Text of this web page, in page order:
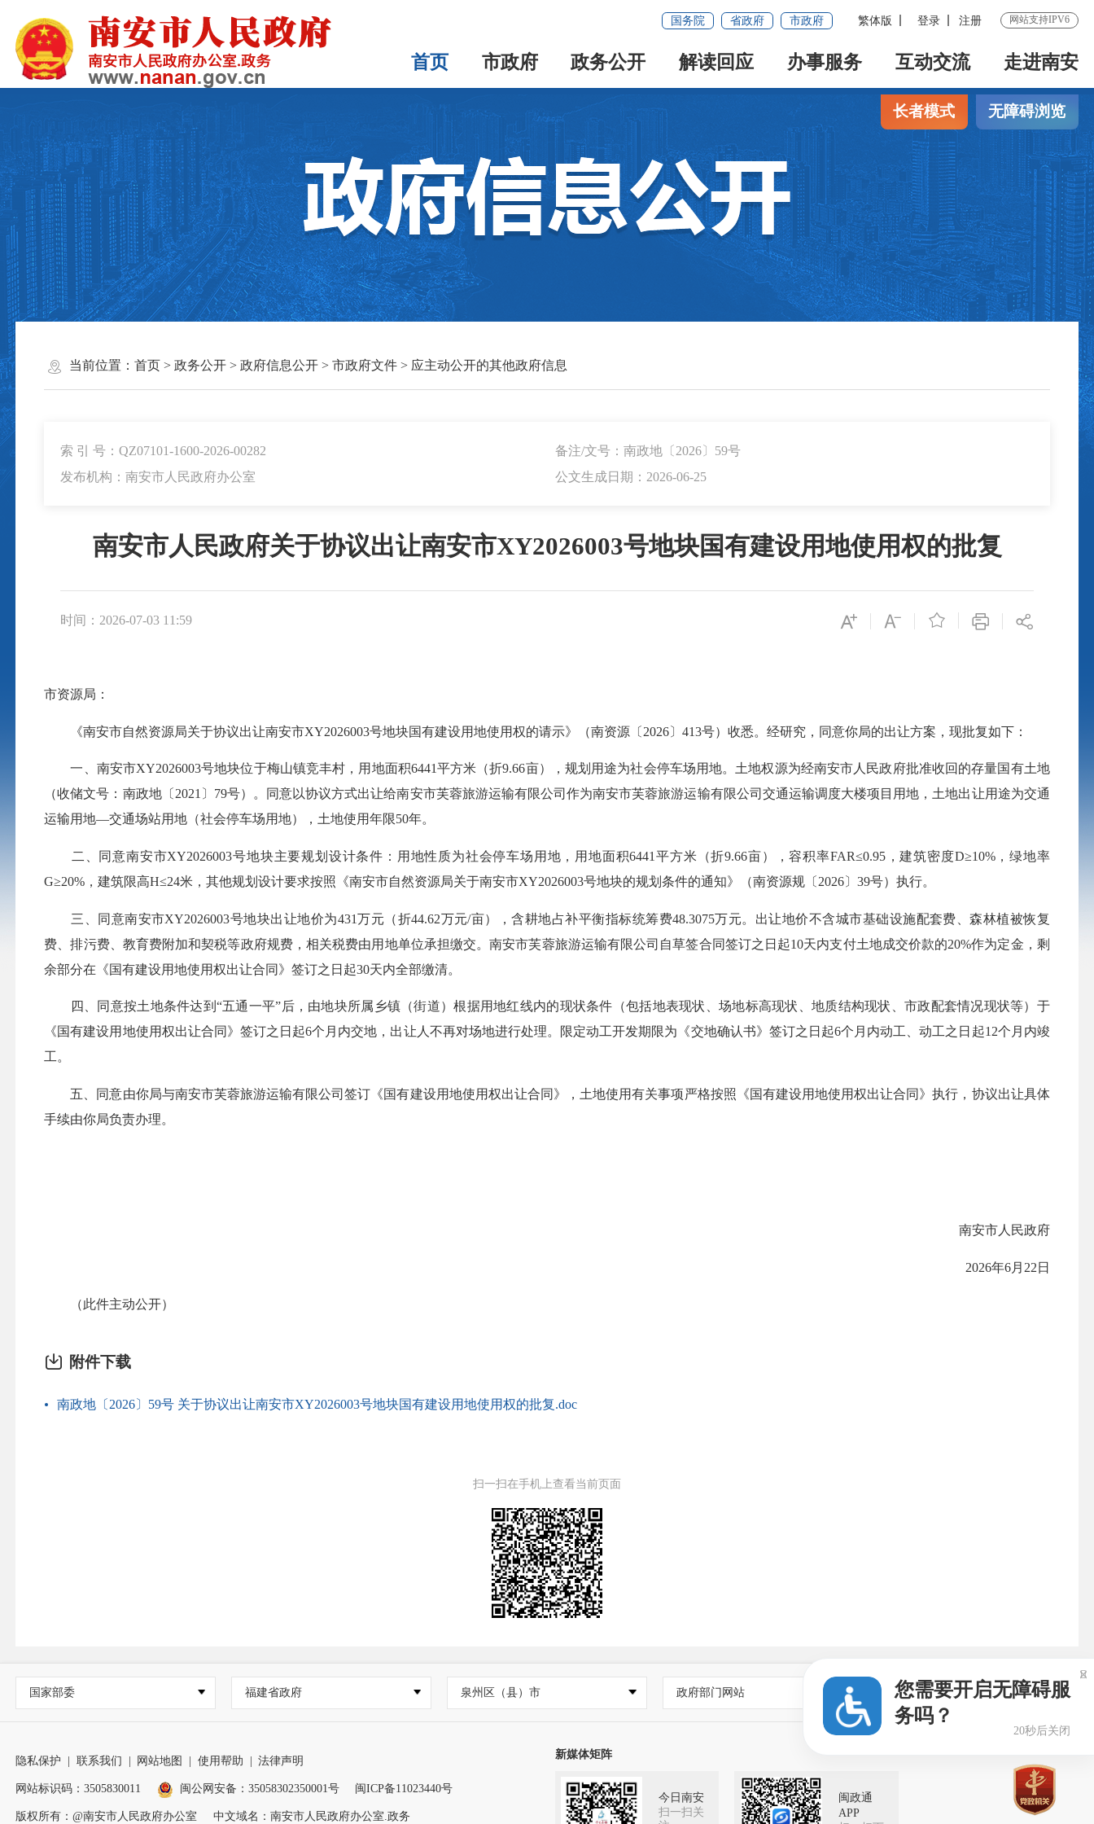
国务院 省政府 市政府 繁体版 登录 注册 网站支持IPV6
首页 市政府 政务公开 解读回应 办事服务 互动交流 走进南安
长者模式 无障碍浏览
当前位置： 首页> 政务公开> 政府信息公开> 市政府文件> 应主动公开的其他政府信息
索 引 号：QZ07101-1600-2026-00282
备注/文号：南政地〔2026〕59号
发布机构：南安市人民政府办公室
公文生成日期：2026-06-25
南安市人民政府关于协议出让南安市XY2026003号地块国有建设用地使用权的批复
时间：2026-07-03 11:59 
市资源局：
《南安市自然资源局关于协议出让南安市XY2026003号地块国有建设用地使用权的请示》（南资源〔2026〕413号）收悉。经研究，同意你局的出让方案，现批复如下：
一、南安市XY2026003号地块位于梅山镇竞丰村，用地面积6441平方米（折9.66亩），规划用途为社会停车场用地。土地权源为经南安市人民政府批准收回的存量国有土地
（收储文号：南政地〔2021〕79号）。同意以协议方式出让给南安市芙蓉旅游运输有限公司作为南安市芙蓉旅游运输有限公司交通运输调度大楼项目用地，土地出让用途为交通
运输用地—交通场站用地（社会停车场用地），土地使用年限50年。
二、同意南安市XY2026003号地块主要规划设计条件：用地性质为社会停车场用地，用地面积6441平方米（折9.66亩），容积率FAR≤0.95，建筑密度D≥10%，绿地率
G≥20%，建筑限高H≤24米，其他规划设计要求按照《南安市自然资源局关于南安市XY2026003号地块的规划条件的通知》（南资源规〔2026〕39号）执行。
三、同意南安市XY2026003号地块出让地价为431万元（折44.62万元/亩），含耕地占补平衡指标统筹费48.3075万元。出让地价不含城市基础设施配套费、森林植被恢复
费、排污费、教育费附加和契税等政府规费，相关税费由用地单位承担缴交。南安市芙蓉旅游运输有限公司自草签合同签订之日起10天内支付土地成交价款的20%作为定金，剩
余部分在《国有建设用地使用权出让合同》签订之日起30天内全部缴清。
四、同意按土地条件达到“五通一平”后， 由地块所属乡镇（街道）根据用地红线内的现状条件（包括地表现状、场地标高现状、地质结构现状、市政配套情况现状等）于
《国有建设用地使用权出让合同》签订之日起6个月内交地，出让人不再对场地进行处理。限定动工开发期限为《交地确认书》签订之日起6个月内动工、动工之日起12个月内竣
工。
五、同意由你局与南安市芙蓉旅游运输有限公司签订《国有建设用地使用权出让合同》，土地使用有关事项严格按照《国有建设用地使用权出让合同》执行，协议出让具体
手续由你局负责办理。
南安市人民政府
2026年6月22日
（此件主动公开）
附件下载
南政地〔2026〕59号 关于协议出让南安市XY2026003号地块国有建设用地使用权的批复.doc
扫一扫在手机上查看当前页面
国家部委 福建省政府 泉州区（县）市 政府部门网站 乡镇街道政府网站
隐私保护 联系我们 网站地图 使用帮助 法律声明
网站标识码：3505830011 闽公网安备：35058302350001号 闽ICP备11023440号
版权所有：@南安市人民政府办公室 中文域名：南安市人民政府办公室.政务
新媒体矩阵
今日南安
扫一扫关
闽政通
APP
您需要开启无障碍服
务吗？
19秒后关闭
